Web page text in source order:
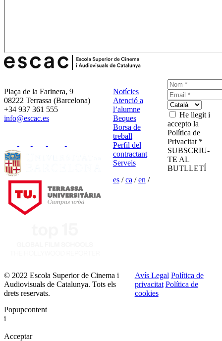
Plaça de la Farinera, 9
08222 Terrassa (Barcelona)
+34 937 361 555
info@escac.es
Notícies
Atenció a
l’alumne
Beques
Borsa de
treball
Perfil del
contractant
Serveis
es/ca /en /
He llegit i
accepto la
Política de
Privacitat *
SUBSCRIU-
TE AL
BUTLLETÍ
© 2022 Escola Superior de Cinema i
Audiovisuals de Catalunya. Tots els
drets reservats.
Avís Legal Política de
privacitat Política de
cookies
Popupcontent
i
Acceptar